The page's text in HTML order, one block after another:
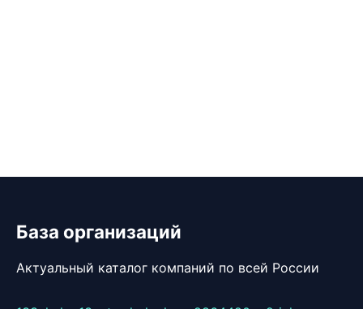
База организаций
Актуальный каталог компаний по всей России